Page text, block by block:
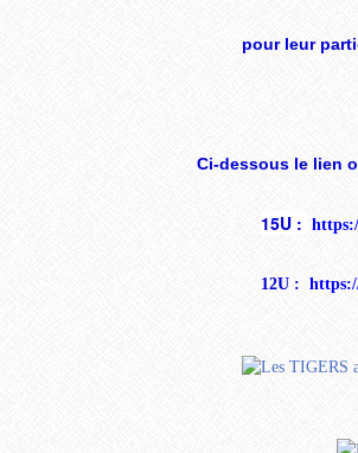
pour leur
Ci-dessous le lien
15U :
12U :